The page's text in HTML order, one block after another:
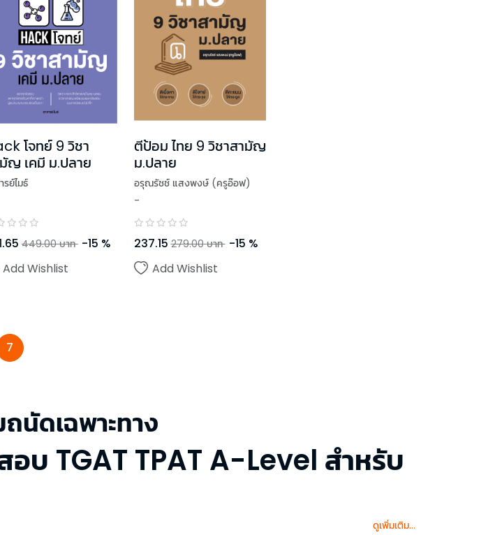
โจทย์ 9 วิชา
ญ เคมี ม.ปลาย
รย์ไมธ์
449.00 บาท -15 %
Add Wishlist
ตีป้อม ไทย 9 วิชาสามัญ
ม.ปลาย
อรุณรัชช์ แสงพงษ์ (ครูอ๊อฟ)
-
237.15 279.00 บาท -15 %
Add Wishlist
7
นัดเฉพาะทาง
อบ TGAT TPAT A-Level สำหรับ
ดูเพิ่มเติม...